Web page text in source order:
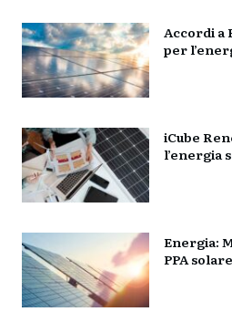
Accordi a
per
iCube
l’energia
Energia:
PPA